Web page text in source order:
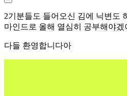
2기분들도 들어오신 김에 닉변도
마인드로 올해 열심히 공부해야겠
다들 환영합니다아